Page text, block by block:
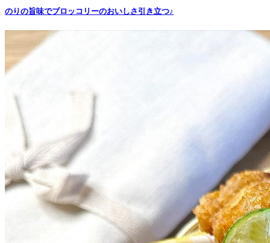
のりの旨味でブロッコリーのおいしさ引き立つ♪